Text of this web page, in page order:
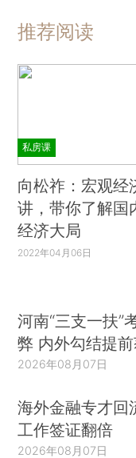
推荐阅读
私房课
向松祚：宏观经
讲，带你了解国
经济大局
2022年04月06日
河南“三支一扶”
弊 内外勾结提
2026年08月07日
海外金融专才回
工作签证翻倍
2026年08月07日